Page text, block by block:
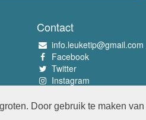
Door gebruik te maken
Contact
info.leuketip@gmail.com
Facebook
Twitter
Instagram